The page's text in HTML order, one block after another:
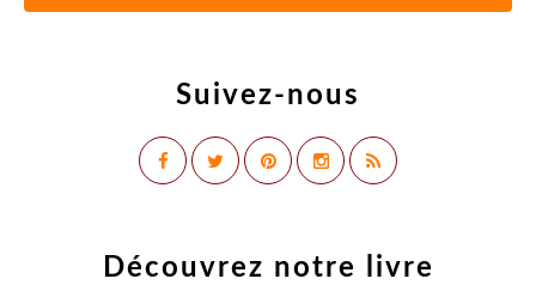
Suivez-nous
Découvrez notre livre